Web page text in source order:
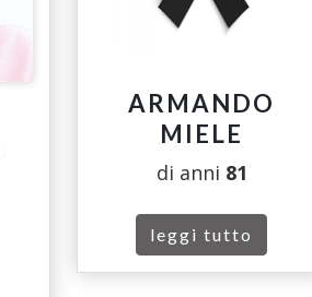
ARMANDO
MIELE
di anni 81
leggi tutto